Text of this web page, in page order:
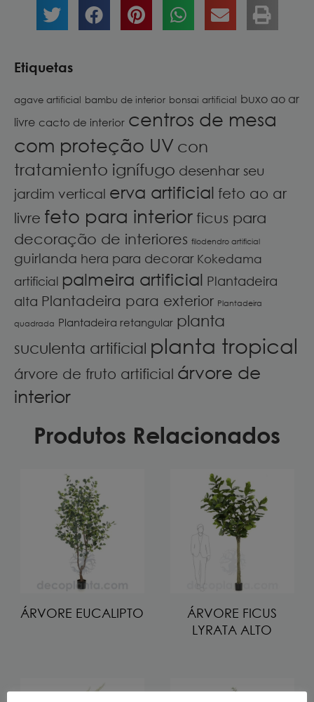
Etiquetas
agave artificial bambu de interior bonsai artificial buxo ao ar
livre cacto de interior centros de mesa
com proteção UV con
tratamiento ignífugo desenhar seu
jardim vertical erva artificial feto ao ar
livre feto para interior ficus para
decoração de interiores filodendro artificial
guirlanda hera para decorar Kokedama
artificial palmeira artificial Plantadeira
alta Plantadeira para exterior Plantadeira
quadrada Plantadeira retangular planta
suculenta artificial planta tropical
árvore de fruto artificial árvore de
interior
Produtos Relacionados
ÁRVORE EUCALIPTO
ÁRVORE FICUS
LYRATA ALTO